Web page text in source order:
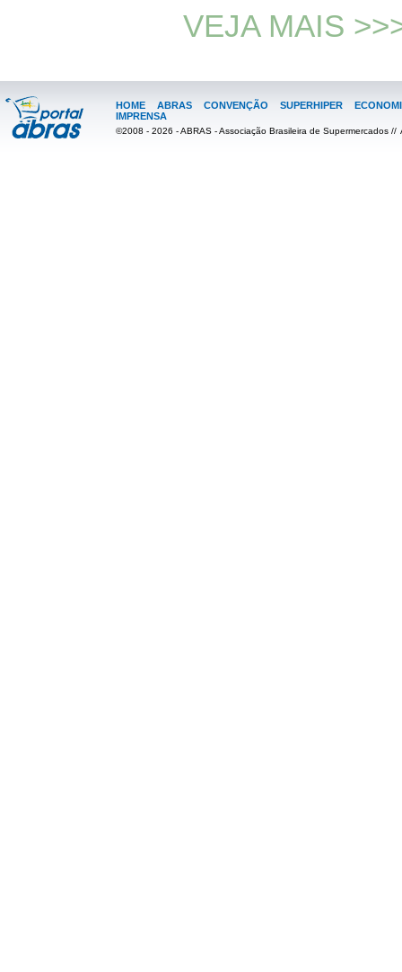
VEJA MAIS
HOME ABRAS CONVENÇÃO SUPERHIPER
IMPRENSA
©2008 - 2026 - ABRAS - Associação Brasileira de Supermercados //